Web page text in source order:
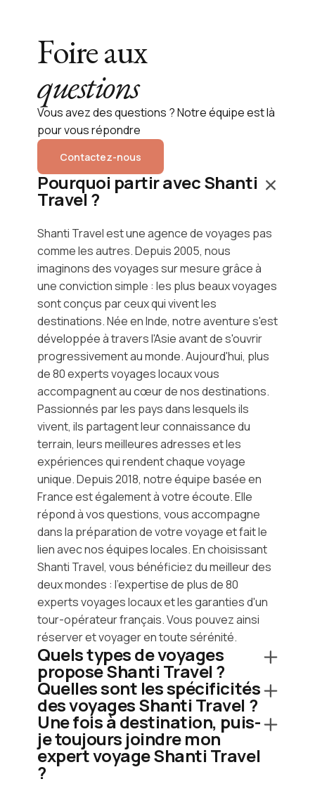
Foire aux
questions
Vous avez des questions ? Notre équipe est là
pour vous répondre
Contactez-nous
Pourquoi partir avec Shanti
Travel ?
Shanti Travel est une agence de voyages pas
comme les autres. Depuis 2005, nous
imaginons des voyages sur mesure grâce à
une conviction simple : les plus beaux voyages
sont conçus par ceux qui vivent les
destinations. Née en Inde, notre aventure s'est
développée à travers l'Asie avant de s'ouvrir
progressivement au monde. Aujourd'hui, plus
de 80 experts voyages locaux vous
accompagnent au cœur de nos destinations.
Passionnés par les pays dans lesquels ils
vivent, ils partagent leur connaissance du
terrain, leurs meilleures adresses et les
expériences qui rendent chaque voyage
unique. Depuis 2018, notre équipe basée en
France est également à votre écoute. Elle
répond à vos questions, vous accompagne
dans la préparation de votre voyage et fait le
lien avec nos équipes locales. En choisissant
Shanti Travel, vous bénéficiez du meilleur des
deux mondes : l'expertise de plus de 80
experts voyages locaux et les garanties d'un
tour-opérateur français. Vous pouvez ainsi
réserver et voyager en toute sérénité.
Quels types de voyages
propose Shanti Travel ?
Quelles sont les spécificités
des voyages Shanti Travel ?
Une fois à destination, puis-
je toujours joindre mon
expert voyage Shanti Travel
?